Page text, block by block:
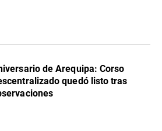
de Arequipa: Corso
quedó listo tras